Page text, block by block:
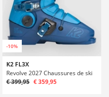
-10%
K2 FL3X
Revolve 2027 Chaussures de ski
€ 399,95 € 359,95